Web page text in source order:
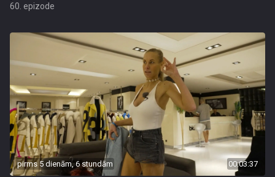
60. epizode
pirms 5 dienām, 6 stundām 00:03:37